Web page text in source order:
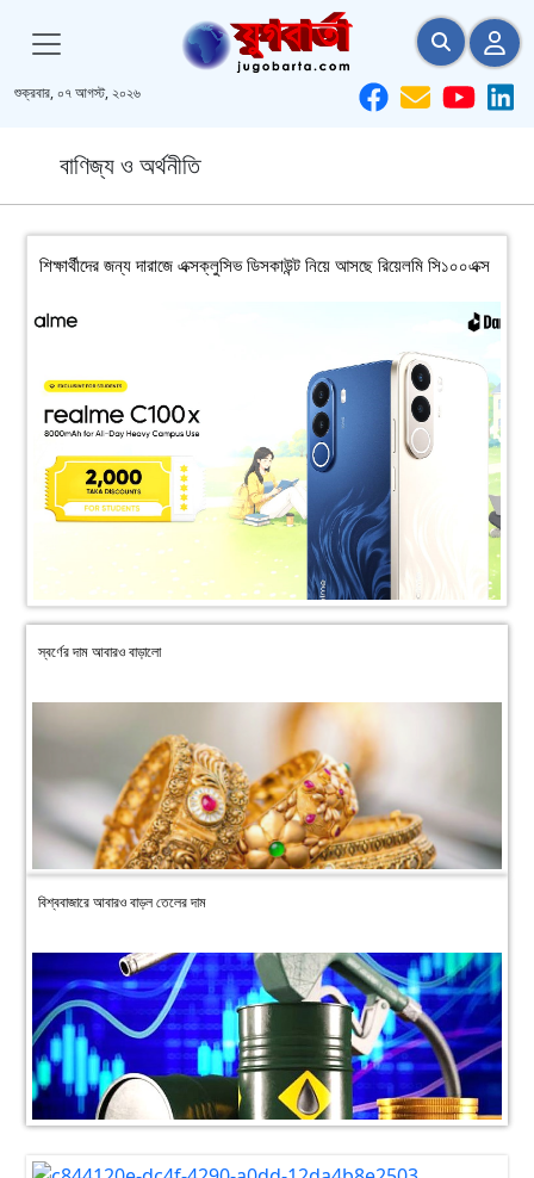
শুক্রবার, ০৭ আগস্ট, ২০২৬
বাণিজ্য ও অর্থনীতি
শিক্ষার্থীদের জন্য দারাজে এক্সক্লুসিভ ডিসকাউন্ট নিয়ে আসছে রিয়েলমি সি১০০এক্স
স্বর্ণের দাম আবারও বাড়ালো
বিশ্ববাজারে আবারও বাড়ল তেলের দাম